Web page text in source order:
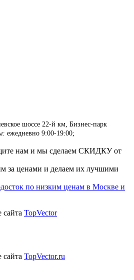
шоссе 22-й км, Бизнес-парк
ежедневно 9:00-19:00;
нам и мы сделаем СКИДКУ от
ценами и делаем их лучшими
по низким ценам в Москве и
TopVector
TopVector.ru